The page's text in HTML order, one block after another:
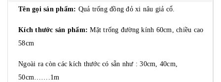
Tên gọi sản phẩm: Quả trống đồng đỏ xi nâu giả cổ.
Kích thước sản phẩm:Mặt trống đường kính 60cm, chiều cao
58cm
Ngoài ra còn các kích thước có sẵn như : 30cm, 40cm,
50cm…….1m